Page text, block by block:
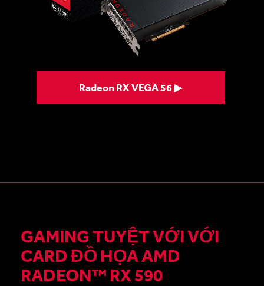
Radeon RX VEGA 56 ▶
GAMING TUYỆT VỚI VỚI
CARD ĐỒ HỌA AMD
RADEON™ RX 590